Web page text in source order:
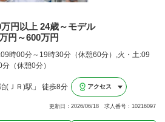
万円以上 24歳～モデル
円～600万円
時00分～19時30分（休憩60分）,火・土:09
（休憩0分）
(ＪＲ)駅」 徒歩8分 アクセス
更新日：2026/06/18 求人番号：10216097